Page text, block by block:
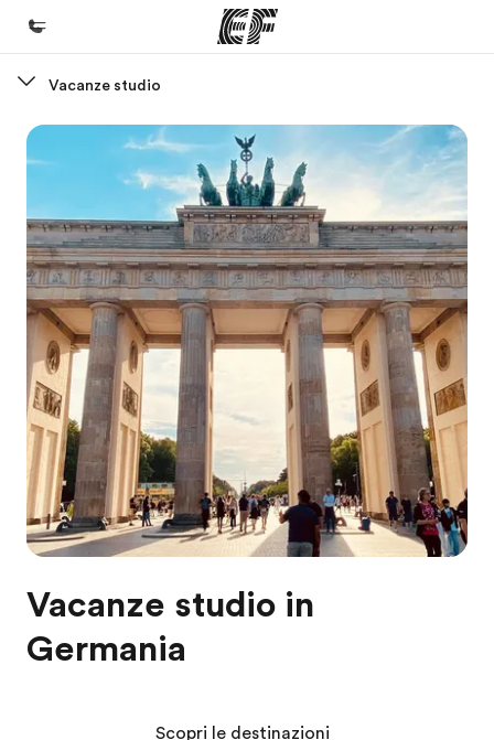
Benvenuto alla EF
Vedi la nostra offerta
Uffici
Trova l'ufficio più vicino
Chi siamo
La nostra organizzazione
Carriera
Lavora con noi
Vacanze studio
Vacanze studio in
Germania
Scopri le destinazioni